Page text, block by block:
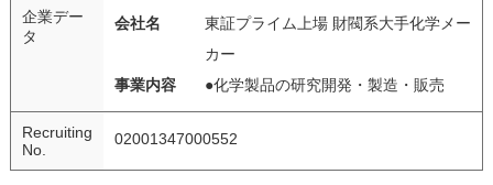
企業デー
タ
会社名
東証プライム上場 財閥系大手化学メー
カー
事業内容
●化学製品の研究開発・製造・販売
Recruiting
No.
02001347000552